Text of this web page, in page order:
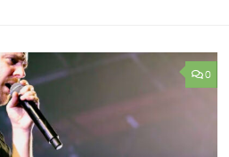
0